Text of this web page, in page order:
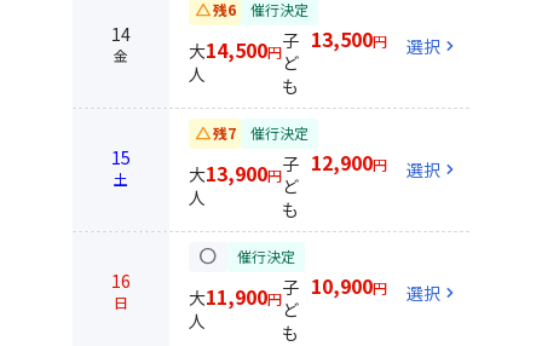
14
金
change_history残6 催行決定
大
人
14,500円子
ど
も
13,500円 選択 chevron_right
15
土
change_history残7 催行決定
大
人
13,900円子
ど
も
12,900円 選択 chevron_right
16
日
circle 催行決定
大
人
11,900円子
ど
も
10,900円 選択 chevron_right